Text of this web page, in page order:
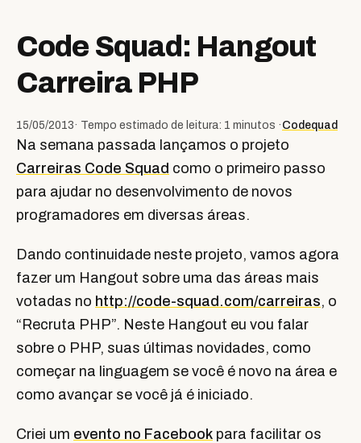
Code Squad: Hangout
Carreira PHP
15/05/2013· Tempo estimado de leitura: 1 minutos · Codequad
Na semana passada lançamos o projeto
Carreiras Code Squad como o primeiro passo
para ajudar no desenvolvimento de novos
programadores em diversas áreas.
Dando continuidade neste projeto, vamos agora
fazer um Hangout sobre uma das áreas mais
votadas no http://code-squad.com/carreiras, o
“Recruta PHP”. Neste Hangout eu vou falar
sobre o PHP, suas últimas novidades, como
começar na linguagem se você é novo na área e
como avançar se você já é iniciado.
Criei um evento no Facebook para facilitar os